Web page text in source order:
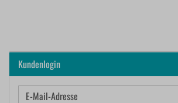
Kundenlogin
E-